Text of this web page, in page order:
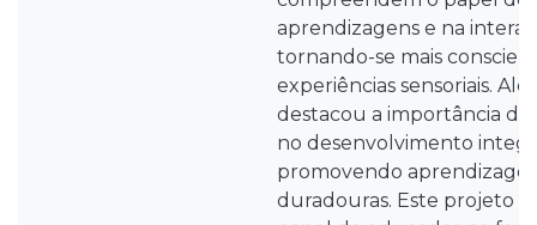
aprendizagens e na
tornando-se mais
experiências sensoriais.
destacou a importância da
no desenvolvimento
promovendo
duradouras. Este projeto